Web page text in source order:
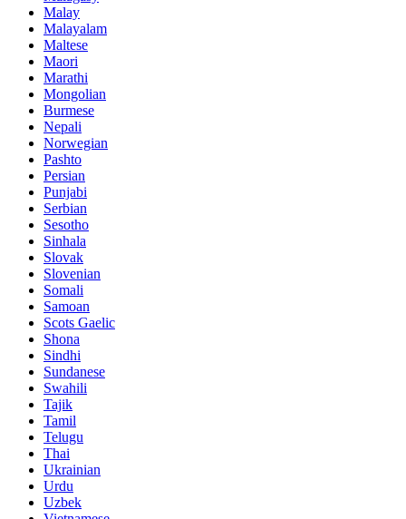
Malay
Malayalam
Maltese
Maori
Marathi
Mongolian
Burmese
Nepali
Norwegian
Pashto
Persian
Punjabi
Serbian
Sesotho
Sinhala
Slovak
Slovenian
Somali
Samoan
Scots Gaelic
Shona
Sindhi
Sundanese
Swahili
Tajik
Tamil
Telugu
Thai
Ukrainian
Urdu
Uzbek